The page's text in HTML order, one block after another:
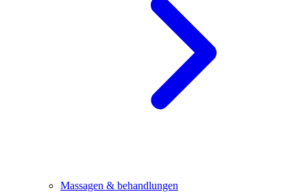
Massagen & behandlungen